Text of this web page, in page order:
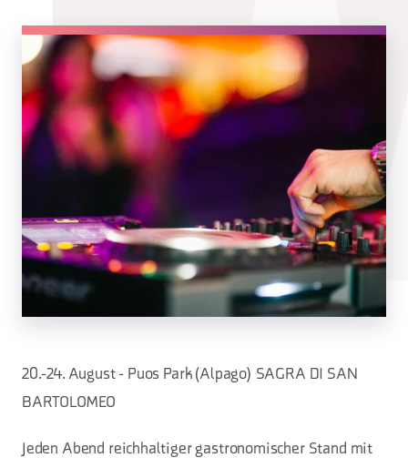
20.-24. August - Puos Park (Alpago) SAGRA DI SAN
BARTOLOMEO
Jeden Abend reichhaltiger gastronomischer Stand mit